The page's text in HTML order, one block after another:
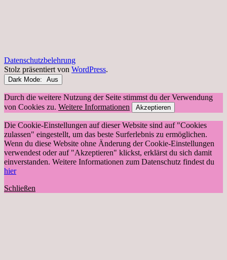
Datenschutzbelehrung
Stolz präsentiert von WordPress.
Dark Mode:
Durch die weitere Nutzung der Seite stimmst du der Verwendung
von Cookies zu. Weitere Informationen Akzeptieren
Die Cookie-Einstellungen auf dieser Website sind auf "Cookies
zulassen" eingestellt, um das beste Surferlebnis zu ermöglichen.
Wenn du diese Website ohne Änderung der Cookie-Einstellungen
verwendest oder auf "Akzeptieren" klickst, erklärst du sich damit
einverstanden. Weitere Informationen zum Datenschutz findest du
hier
Schließen